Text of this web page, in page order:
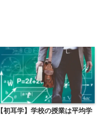
【初耳学】学校の授業は平均学